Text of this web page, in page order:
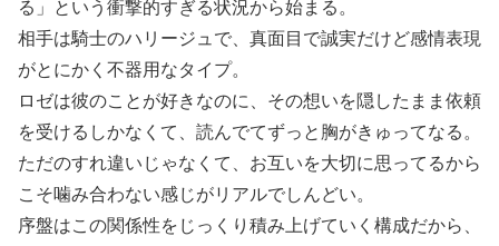
る」という衝撃的すぎる状況から始まる。
相手は騎士のハリージュで、真面目で誠実だけど感情表現
がとにかく不器用なタイプ。
ロゼは彼のことが好きなのに、その想いを隠したまま依頼
を受けるしかなくて、読んでてずっと胸がきゅってなる。
ただのすれ違いじゃなくて、お互いを大切に思ってるから
こそ噛み合わない感じがリアルでしんどい。
序盤はこの関係性をじっくり積み上げていく構成だから、